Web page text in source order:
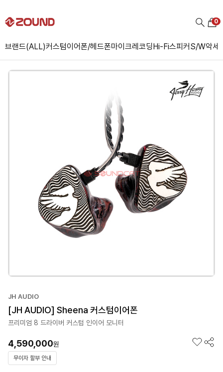
브랜드(ALL)커스텀이어폰/헤드폰마이크레코딩Hi-Fi스피커S/W악세
0
JH AUDIO
[JH AUDIO] Sheena 커스텀이어폰
프리미엄 8 드라이버 커스텀 인이어 모니터
4,590,000원
무이자 할부 안내